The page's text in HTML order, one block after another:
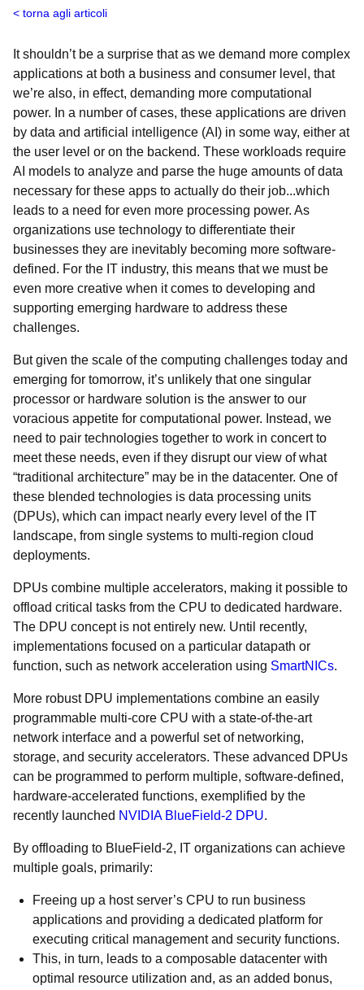
torna agli articoli
It shouldn’t be a surprise that as we demand more complex
applications at both a business and consumer level, that
we’re also, in effect, demanding more computational
power. In a number of cases, these applications are driven
by data and artificial intelligence (AI) in some way, either at
the user level or on the backend. These workloads require
AI models to analyze and parse the huge amounts of data
necessary for these apps to actually do their job...which
leads to a need for even more processing power. As
organizations use technology to differentiate their
businesses they are inevitably becoming more software-
defined. For the IT industry, this means that we must be
even more creative when it comes to developing and
supporting emerging hardware to address these
challenges.
But given the scale of the computing challenges today and
emerging for tomorrow, it’s unlikely that one singular
processor or hardware solution is the answer to our
voracious appetite for computational power. Instead, we
need to pair technologies together to work in concert to
meet these needs, even if they disrupt our view of what
“traditional architecture” may be in the datacenter. One of
these blended technologies is data processing units
(DPUs), which can impact nearly every level of the IT
landscape, from single systems to multi-region cloud
deployments.
DPUs combine multiple accelerators, making it possible to
offload critical tasks from the CPU to dedicated hardware.
The DPU concept is not entirely new. Until recently,
implementations focused on a particular datapath or
function, such as network acceleration using SmartNICs.
More robust DPU implementations combine an easily
programmable multi-core CPU with a state-of-the-art
network interface and a powerful set of networking,
storage, and security accelerators. These advanced DPUs
can be programmed to perform multiple, software-defined,
hardware-accelerated functions, exemplified by the
recently launched NVIDIA BlueField-2 DPU.
By offloading to BlueField-2, IT organizations can achieve
multiple goals, primarily:
Freeing up a host server’s CPU to run business
applications and providing a dedicated platform for
executing critical management and security functions.
This, in turn, leads to a composable datacenter with
optimal resource utilization and, as an added bonus,